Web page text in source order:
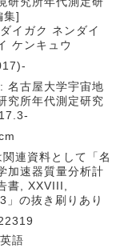
集]
イガク ネンダイ
ケンキュウ
名古屋大学宇宙地
究所年代測定研究
連資料として「名
加速器質量分析計
書, XXVIII,
」の抜き刷りあり
語